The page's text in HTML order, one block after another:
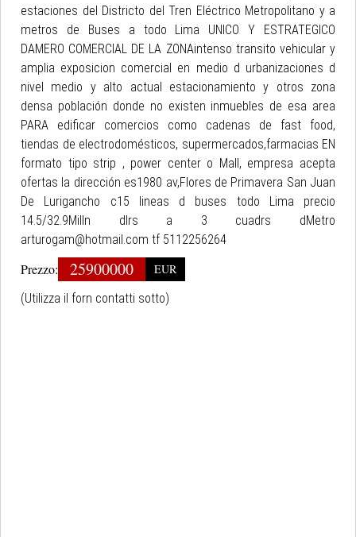
estaciones del Districto del Tren Eléctrico Metropolitano y a
metros de Buses a todo Lima UNICO Y ESTRATEGICO
DAMERO COMERCIAL DE LA ZONAintenso transito vehicular y
amplia exposicion comercial en medio d urbanizaciones d
nivel medio y alto actual estacionamiento y otros zona
densa población donde no existen inmuebles de esa area
PARA edificar comercios como cadenas de fast food,
tiendas de electrodomésticos, supermercados,farmacias EN
formato tipo strip , power center o Mall, empresa acepta
ofertas la dirección es1980 av,Flores de Primavera San Juan
De Lurigancho c15 lineas d buses todo Lima precio
14.5/32.9Milln dlrs a 3 cuadrs dMetro
arturogam@hotmail.com tf 5112256264
Prezzo: 25900000
EUR
(Utilizza il forn contatti sotto)